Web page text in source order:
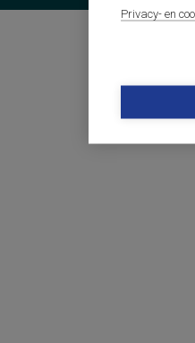
Privacy- en